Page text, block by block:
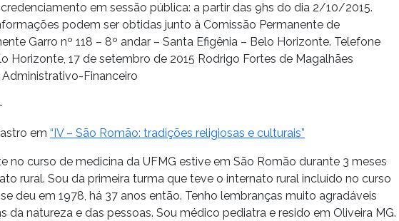
em sessão pública: a partir das 9hs do dia 2/10/2015.
podem ser obtidas junto à Comissão Permanente de
Garro nº 118 – 8º andar – Santa Efigênia – Belo Horizonte. Telefone
Horizonte, 17 de setembro de 2015 Rodrigo Fortes de Magalhães
Financeiro
em “IV – São Romão: tradições religiosas e culturais”
no curso de medicina da UFMG estive em São Romão durante 3 meses
rural. Sou da primeira turma que teve o internato rural incluído no curso
deu em 1978, há 37 anos então. Tenho lembranças muito agradáveis
da natureza e das pessoas. Sou médico pediatra e resido em Oliveira MG.